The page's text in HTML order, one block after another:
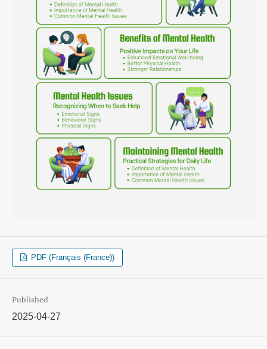
PDF (Français (France))
Published
2025-04-27